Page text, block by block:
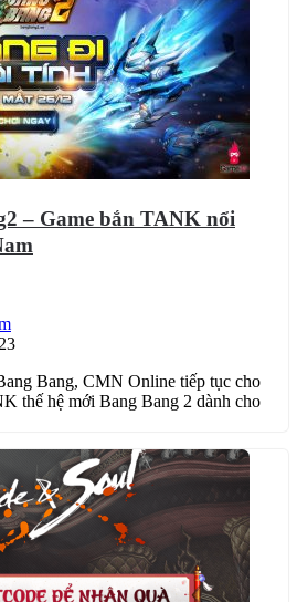
– Game bắn TANK nổi
Bang, CMN Online tiếp tục cho
thế hệ mới Bang Bang 2 dành cho